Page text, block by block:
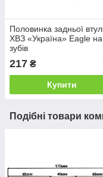
Половинка задньої
ХВЗ «Україна» Eagle
зубів
217 ₴
Купити
Подібні товари